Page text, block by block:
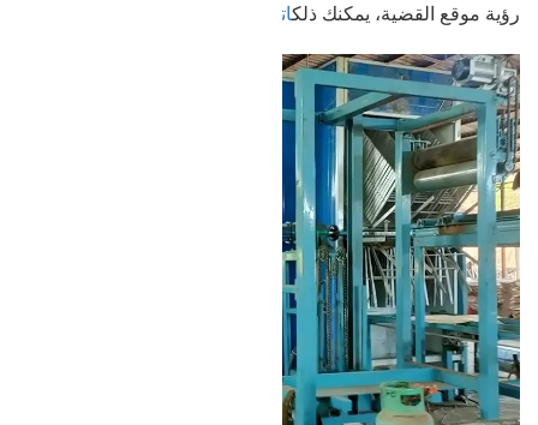
رؤية موقع القضية، يمكنك ذلكاتصل بنا